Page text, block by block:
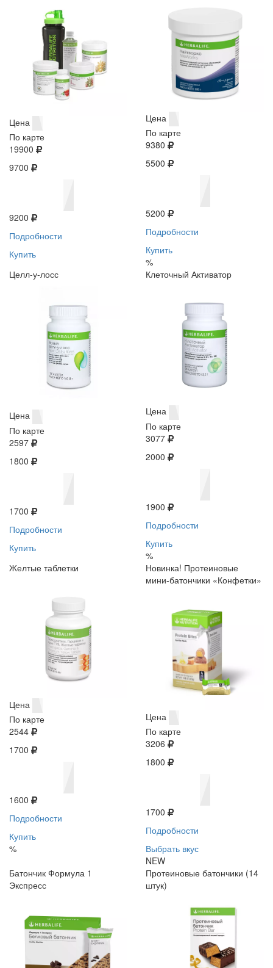
Цена
По карте
19900
9700
9200
Подробности
Купить
Цена
По карте
9380
5500
5200
Подробности
Купить
%
Целл-у-лосс
Цена
По карте
2597
1800
1700
Подробности
Купить
Клеточный Активатор
Цена
По карте
3077
2000
1900
Подробности
Купить
%
Желтые таблетки
Цена
По карте
2544
1700
1600
Подробности
Купить
%
Новинка! Протеиновые
мини-батончики «Конфетки»
Цена
По карте
3206
1800
1700
Подробности
Выбрать вкус
NEW
Батончик Формула 1
Экспресс
Протеиновые батончики (14
штук)